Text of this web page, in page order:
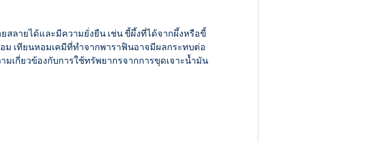
ลายได้และมีความยั่งยืน เช่น ขี้ผึ้งที่ได้จากผึ้งหรือขี้
ม เทียนหอมเคมีที่ทำจากพาราฟินอาจมีผลกระทบต่อ
เกี่ยวข้องกับการใช้ทรัพยากรจากการขุดเจาะน้ำมัน